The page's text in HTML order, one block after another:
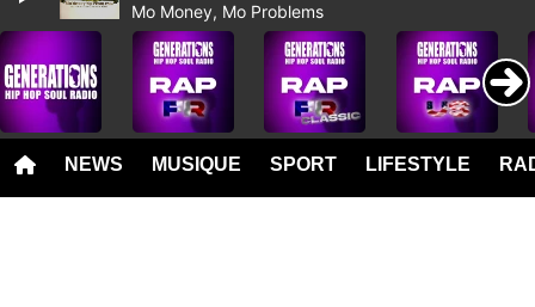
NEWS MUSIQUE SPORT LIFESTYLE
Mo Money, Mo Problems